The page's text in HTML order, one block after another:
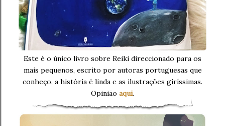
Este é o único livro sobre Reiki direccionado para os
mais pequenos, escrito por autoras portuguesas que
conheço, a história é linda e as ilustrações giríssimas.
Opinião aqui.